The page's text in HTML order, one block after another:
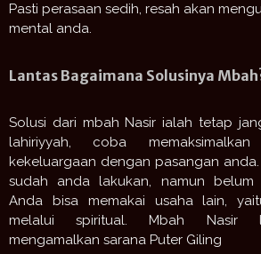
Pasti perasaan sedih, resah akan
mental anda.
Lantas Bagaimana Solusinya
Solusi dari mbah Nasir ialah tetap
lahiriyyah, coba
kekeluargaan dengan pasangan anda.
sudah anda lakukan, namun belum
Anda bisa memakai usaha lain,
melalui spiritual. Mbah Nasir
mengamalkan sarana Puter Giling